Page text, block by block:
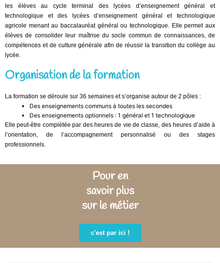
les élèves au cycle terminal des lycées d’enseignement général et
technologique et des lycées d’enseignement général et technologique
agricole menant au baccalauréat général ou technologique. Elle permet aux
élèves de consolider leur maîtrise du socle commun de connaissances, de
compétences et de culture générale afin de réussir la transition du collège au
lycée.
Organisation de la formation
La formation se déroule sur 36 semaines et s’organise autour de 2 pôles :
Des enseignements communs à toutes les secondes
Des enseignements optionnels : 1 général et 1 technologique
Elle peut-être complétée par des heures de vie de classe, des heures d’aide à
l’orientation, de l’accompagnement personnalisé ou des stages
professionnels.
Pour en
savoir plus
sur le métier
c'est par ici !